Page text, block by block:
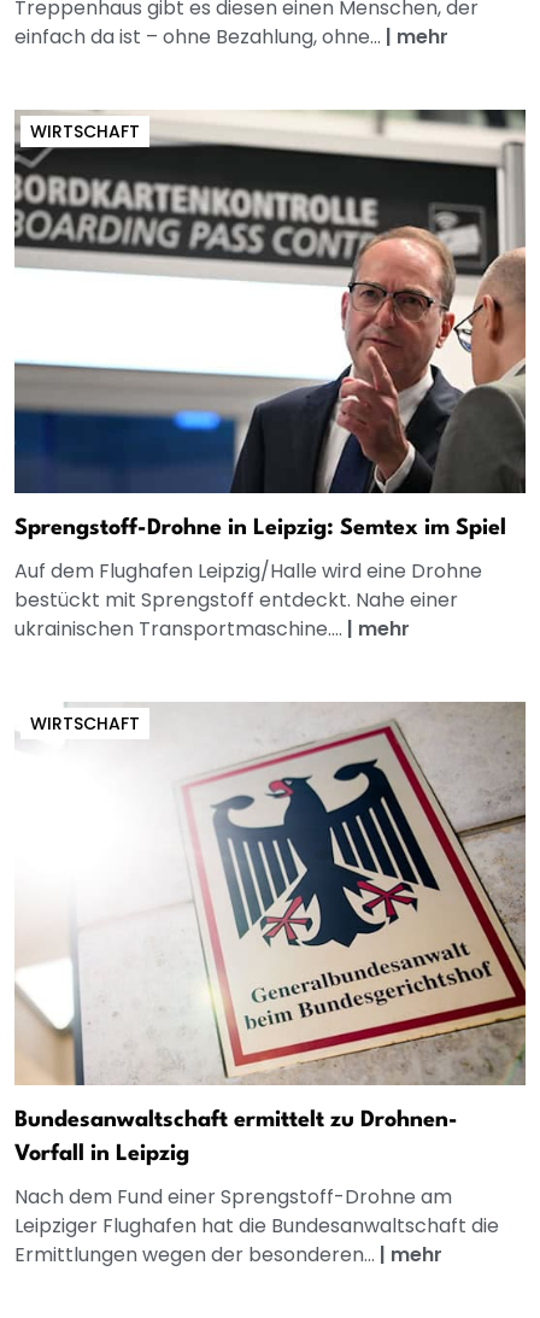
Treppenhaus gibt es diesen einen Menschen, der
einfach da ist – ohne Bezahlung, ohne... | mehr
WIRTSCHAFT
Sprengstoff-Drohne in Leipzig: Semtex im Spiel
Auf dem Flughafen Leipzig/Halle wird eine Drohne
bestückt mit Sprengstoff entdeckt. Nahe einer
ukrainischen Transportmaschine.... | mehr
WIRTSCHAFT
Bundesanwaltschaft ermittelt zu Drohnen-
Vorfall in Leipzig
Nach dem Fund einer Sprengstoff-Drohne am
Leipziger Flughafen hat die Bundesanwaltschaft die
Ermittlungen wegen der besonderen... | mehr